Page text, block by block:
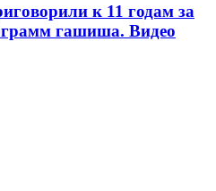
к 11 годам за
гашиша. Видео